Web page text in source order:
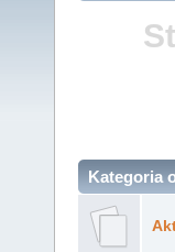
Kategoria